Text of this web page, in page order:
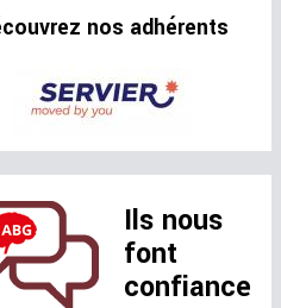
nos adhérents
Ils nous
font
confiance